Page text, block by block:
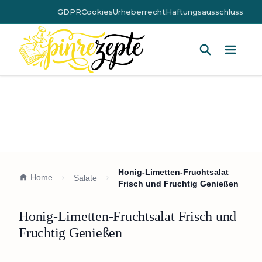
GDPRCookiesUrheberrechtHaftungsausschluss
Home Salate
Honig-Limetten-Fruchtsalat
Frisch und Fruchtig Genießen
Honig-Limetten-Fruchtsalat Frisch und
Fruchtig Genießen